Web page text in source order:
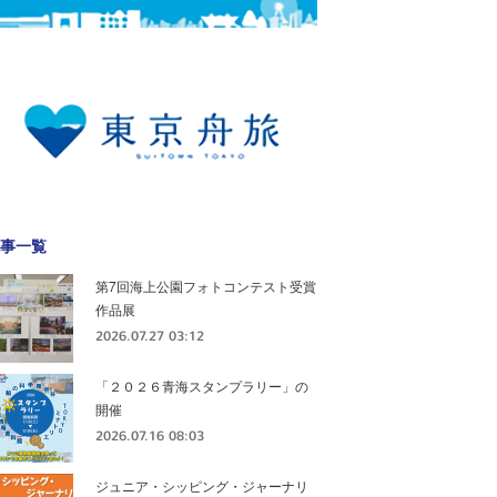
一覧
第7回海上公園フォトコンテスト受賞
作品展
2026.07.27 03:12
「２０２６青海スタンプラリー」の
開催
2026.07.16 08:03
ジュニア・シッピング・ジャーナリ